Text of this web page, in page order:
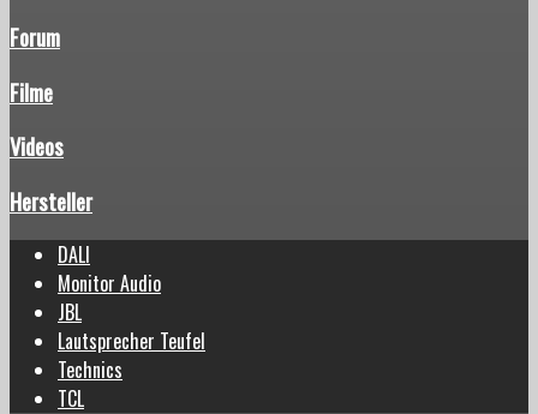
Forum
Filme
Videos
Hersteller
DALI
Monitor Audio
JBL
Lautsprecher Teufel
Technics
TCL